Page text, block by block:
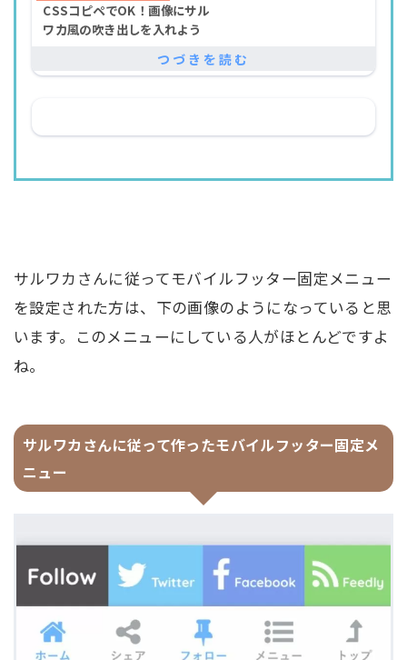
CSSコピペでOK！画像にサル
ワカ風の吹き出しを入れよう
サルワカさんに従ってモバイルフッター固定メニュー
を設定された方は、下の画像のようになっていると思
います。このメニューにしている人がほとんどですよ
ね。
サルワカさんに従って作ったモバイルフッター固定メ
ニュー